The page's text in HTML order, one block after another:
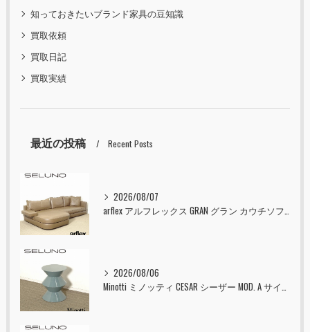
知っておきたいブランド家具の豆知識
買取依頼
買取日記
買取実績
最近の投稿 Recent Posts
2026/08/07
2026/08/06